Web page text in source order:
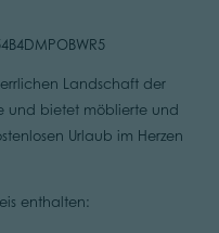
Landschaft der
und bietet möblierte und
Urlaub im Herzen
enthalten: